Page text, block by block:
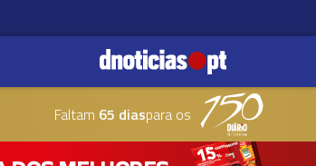
Faltam 65 diaspara os